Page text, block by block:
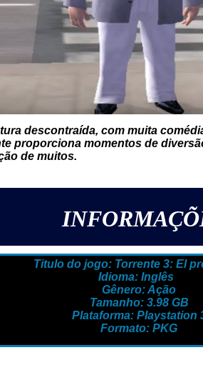
descontraída, com muita
proporciona momentos de
de muitos.
Titulo do jogo: Torrente 3: El
Idioma: Inglês
Gênero: Ação
Tamanho: 3.98 GB
Plataforma: Playstation
Formato: PKG